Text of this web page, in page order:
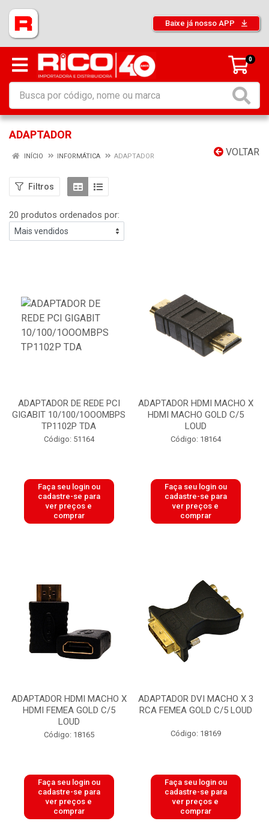
Baixe já nosso APP
0
ADAPTADOR
VOLTAR
INÍCIO INFORMÁTICA ADAPTADOR
Filtros
20 produtos ordenados por:
ADAPTADOR DE REDE PCI
GIGABIT 10/100/1OOOMBPS
TP1102P TDA
Código: 51164
Faça seu login ou
cadastre-se para
ver preços e
comprar
ADAPTADOR HDMI MACHO X
HDMI MACHO GOLD C/5
LOUD
Código: 18164
Faça seu login ou
cadastre-se para
ver preços e
comprar
ADAPTADOR HDMI MACHO X
HDMI FEMEA GOLD C/5
LOUD
Código: 18165
Faça seu login ou
cadastre-se para
ver preços e
comprar
ADAPTADOR DVI MACHO X 3
RCA FEMEA GOLD C/5 LOUD
Código: 18169
Faça seu login ou
cadastre-se para
ver preços e
comprar